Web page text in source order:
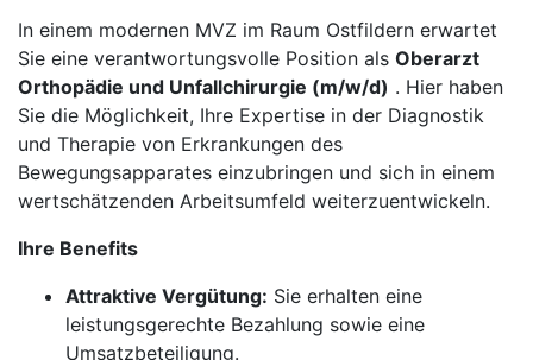
In einem modernen MVZ im Raum Ostfildern erwartet
Sie eine verantwortungsvolle Position als Oberarzt
Orthopädie und Unfallchirurgie (m/w/d) . Hier haben
Sie die Möglichkeit, Ihre Expertise in der Diagnostik
und Therapie von Erkrankungen des
Bewegungsapparates einzubringen und sich in einem
wertschätzenden Arbeitsumfeld weiterzuentwickeln.
Ihre Benefits
Attraktive Vergütung: Sie erhalten eine
leistungsgerechte Bezahlung sowie eine
Umsatzbeteiligung.